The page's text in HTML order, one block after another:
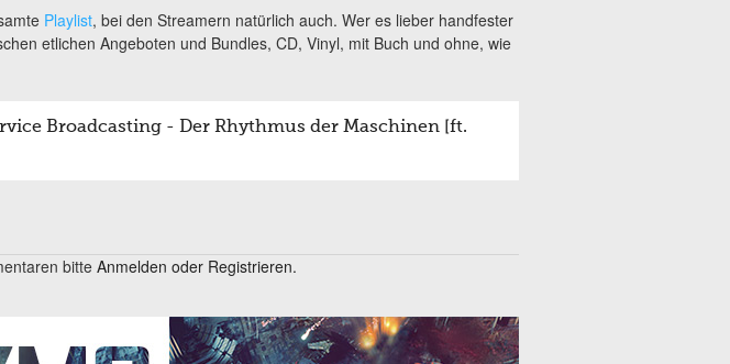
Playlist, bei den Streamern natürlich auch. Wer es lieber handfester
etlichen Angeboten und Bundles, CD, Vinyl, mit Buch und ohne, wie
Broadcasting - Der Rhythmus der Maschinen [ft.
bitteAnmelden oder Registrieren.